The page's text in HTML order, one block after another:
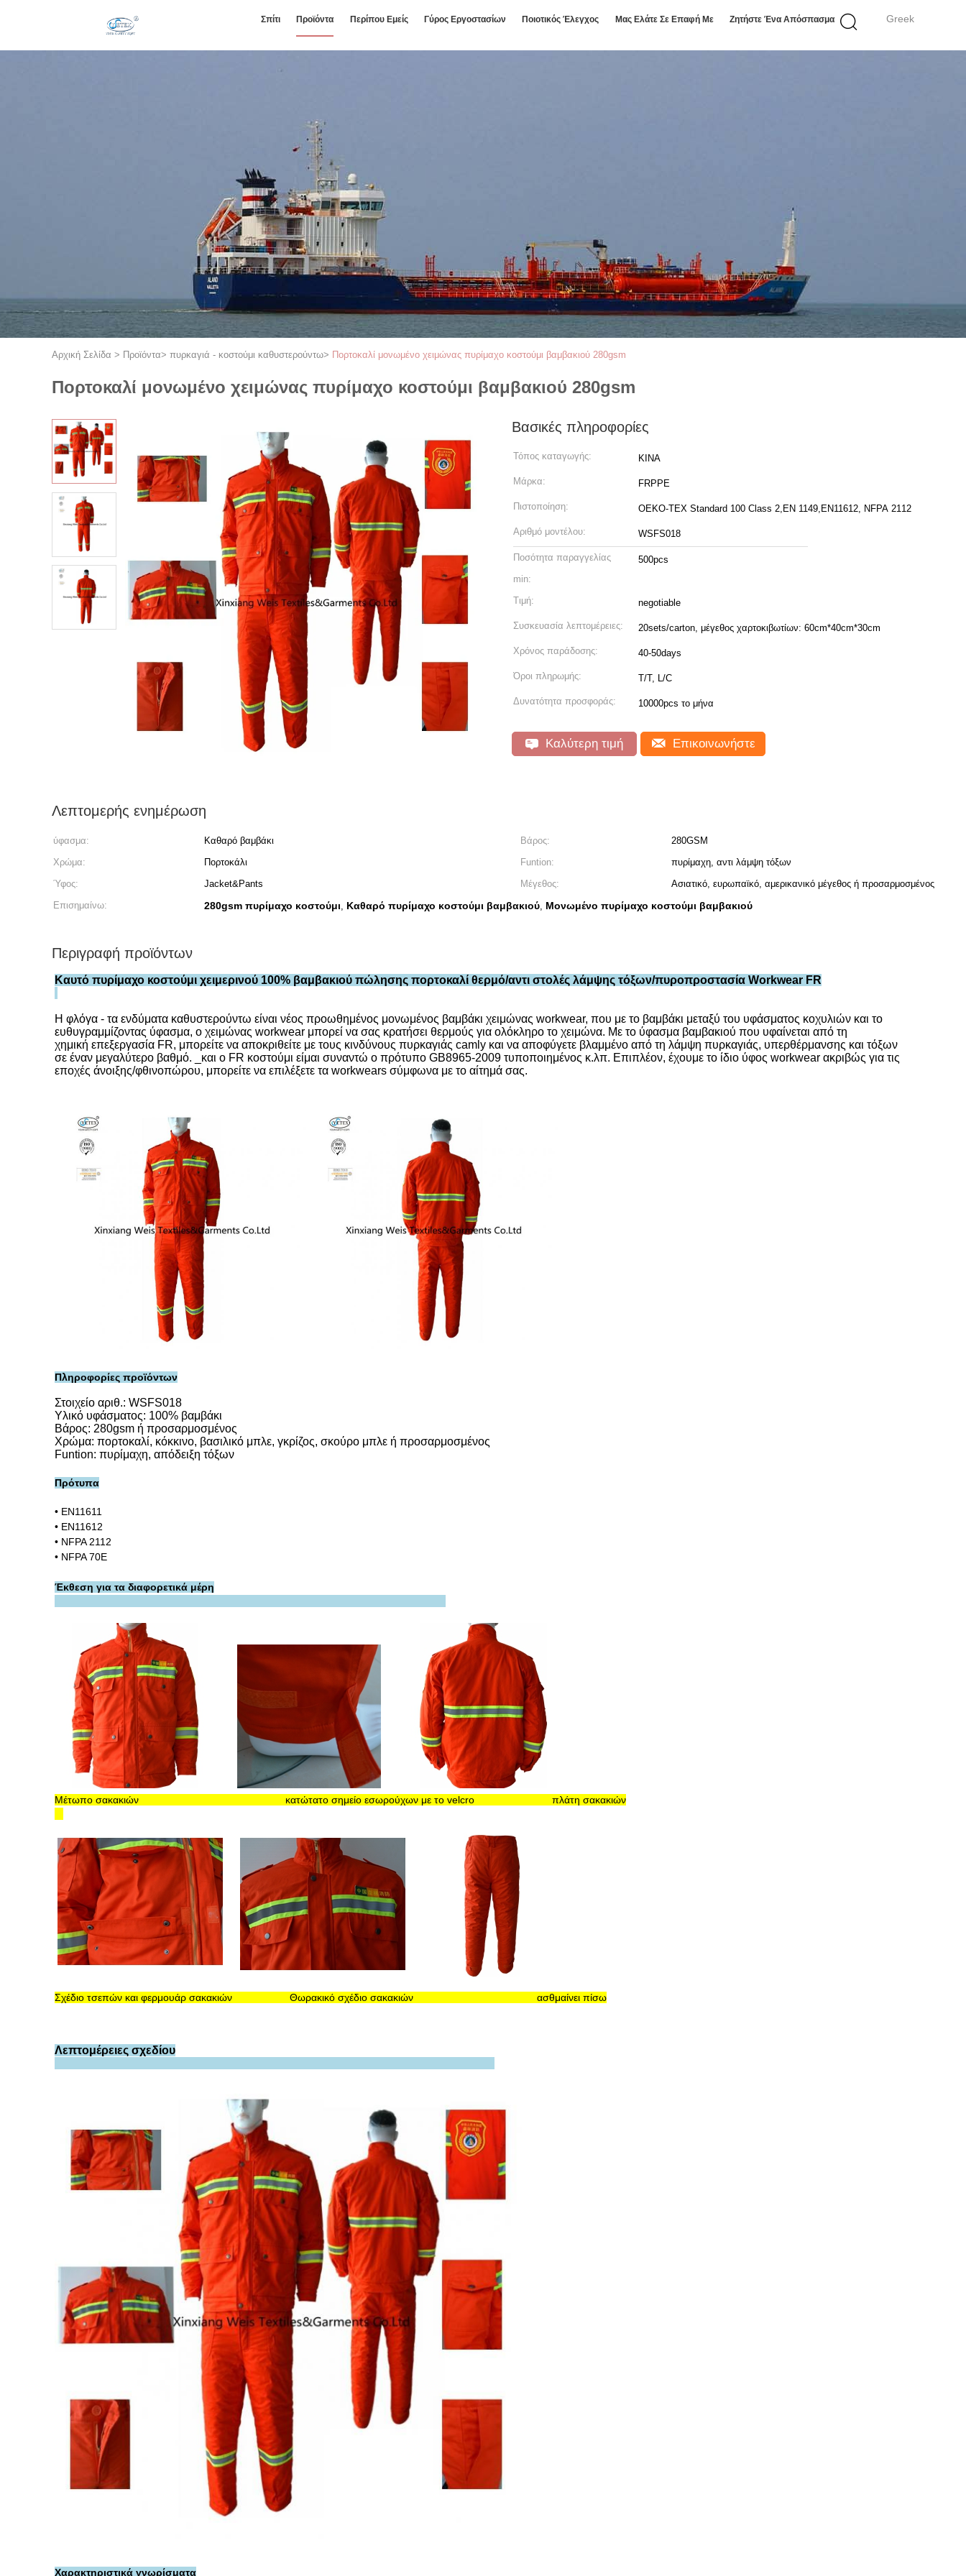
Greek
Σπίτι Προϊόντα Περίπου Εμείς Γύρος Εργοστασίων Ποιοτικός Έλεγχος Μας Ελάτε Σε Επαφή Με Ζητήστε Ένα Απόσπασμα
Αρχική Σελίδα > Προϊόντα> πυρκαγιά - κοστούμι καθυστερούντω> Πορτοκαλί μονωμένο χειμώνας πυρίμαχο κοστούμι βαμβακιού 280gsm
Πορτοκαλί μονωμένο χειμώνας πυρίμαχο κοστούμι βαμβακιού 280gsm
Βασικές πληροφορίες
Τόπος καταγωγής: ΚΙΝΑ
Μάρκα: FRPPE
Πιστοποίηση: OEKO-TEX Standard 100 Class 2,EN 1149,EN11612, NFPA 2112
Αριθμό μοντέλου: WSFS018
Ποσότητα παραγγελίας
min:
500pcs
Τιμή: negotiable
Συσκευασία λεπτομέρειες: 20sets/carton, μέγεθος χαρτοκιβωτίων: 60cm*40cm*30cm
Χρόνος παράδοσης: 40-50days
Όροι πληρωμής: T/T, L/C
Δυνατότητα προσφοράς: 10000pcs το μήνα
Καλύτερη τιμή Επικοινωνήστε
Λεπτομερής ενημέρωση
ύφασμα: Καθαρό βαμβάκι Βάρος:
280GSM
Χρώμα:
Πορτοκάλι Funtion:
πυρίμαχη, αντι λάμψη τόξων
Ύφος:
Jacket&Pants Μέγεθος:
Ασιατικό, ευρωπαϊκό, αμερικανικό μέγεθος ή προσαρμοσμένος
Επισημαίνω:
280gsm πυρίμαχο κοστούμι, Καθαρό πυρίμαχο κοστούμι βαμβακιού, Μονωμένο πυρίμαχο κοστούμι βαμβακιού
Περιγραφή προϊόντων
Καυτό πυρίμαχο κοστούμι χειμερινού 100% βαμβακιού πώλησης πορτοκαλί θερμό/αντι στολές λάμψης τόξων/πυροπροστασία Workwear FR
Η φλόγα - τα ενδύματα καθυστερούντω είναι νέος προωθημένος μονωμένος βαμβάκι χειμώνας workwear, που με το βαμβάκι μεταξύ του υφάσματος κοχυλιών και το
ευθυγραμμίζοντας ύφασμα, ο χειμώνας workwear μπορεί να σας κρατήσει θερμούς για ολόκληρο το χειμώνα. Με το ύφασμα βαμβακιού που υφαίνεται από τη
χημική επεξεργασία FR, μπορείτε να αποκριθείτε με τους κινδύνους πυρκαγιάς camly και να αποφύγετε βλαμμένο από τη λάμψη πυρκαγιάς, υπερθέρμανσης και τόξων
σε έναν μεγαλύτερο βαθμό. _και ο FR κοστούμι είμαι συναντώ ο πρότυπο GB8965-2009 τυποποιημένος κ.λπ. Επιπλέον, έχουμε το ίδιο ύφος workwear ακριβώς για τις
εποχές άνοιξης/φθινοπώρου, μπορείτε να επιλέξετε τα workwears σύμφωνα με το αίτημά σας.
Πληροφορίες προϊόντων
Στοιχείο αριθ.: WSFS018
Υλικό υφάσματος: 100% βαμβάκι
Βάρος: 280gsm ή προσαρμοσμένος
Χρώμα: πορτοκαλί, κόκκινο, βασιλικό μπλε, γκρίζος, σκούρο μπλε ή προσαρμοσμένος
Funtion: πυρίμαχη, απόδειξη τόξων
Πρότυπα
• EN11611
• EN11612
• NFPA 2112
• NFPA 70E
Έκθεση για τα διαφορετικά μέρη
Μέτωπο σακακιών κατώτατο σημείο εσωρούχων με το velcro πλάτη σακακιών
Σχέδιο τσεπών και φερμουάρ σακακιών Θωρακικό σχέδιο σακακιών ασθμαίνει πίσω
Λεπτομέρειες σχεδίου
Χαρακτηριστικά γνωρίσματα